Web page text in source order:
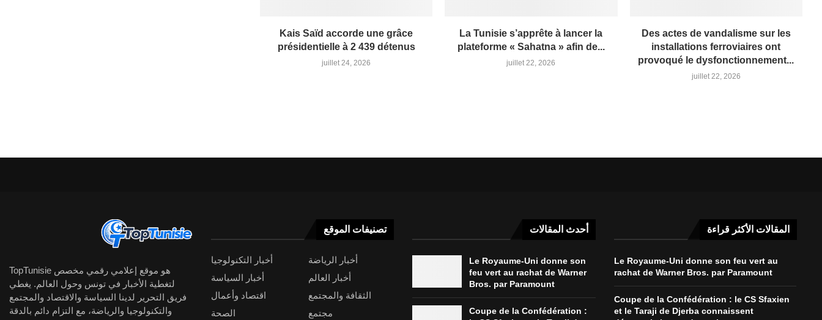
Kais Saïd accorde une grâce
présidentielle à 2 439 détenus
juillet 24, 2026
La Tunisie s’apprête à lancer la
plateforme « Sahatna » afin de...
juillet 22, 2026
Des actes de vandalisme sur les
installations ferroviaires ont
provoqué le dysfonctionnement...
juillet 22, 2026
TopTunisie هو موقع إعلامي رقمي مخصص
لتغطية الأخبار في تونس وحول العالم. يغطي
فريق التحرير لدينا السياسة والاقتصاد والمجتمع
والتكنولوجيا والرياضة، مع التزام دائم بالدقة
تصنيفات الموقع
أخبار التكنولوجيا
أخبار الرياضة
أخبار السياسة
أخبار العالم
اقتصاد وأعمال
الثقافة والمجتمع
الصحة
مجتمع
أحدث المقالات
Le Royaume-Uni donne son
feu vert au rachat de Warner
Bros. par Paramount
Coupe de la Confédération :
المقالات الأكثر قراءة
Le Royaume-Uni donne son feu vert au
rachat de Warner Bros. par Paramount
Coupe de la Confédération : le CS Sfaxien
et le Taraji de Djerba connaissent